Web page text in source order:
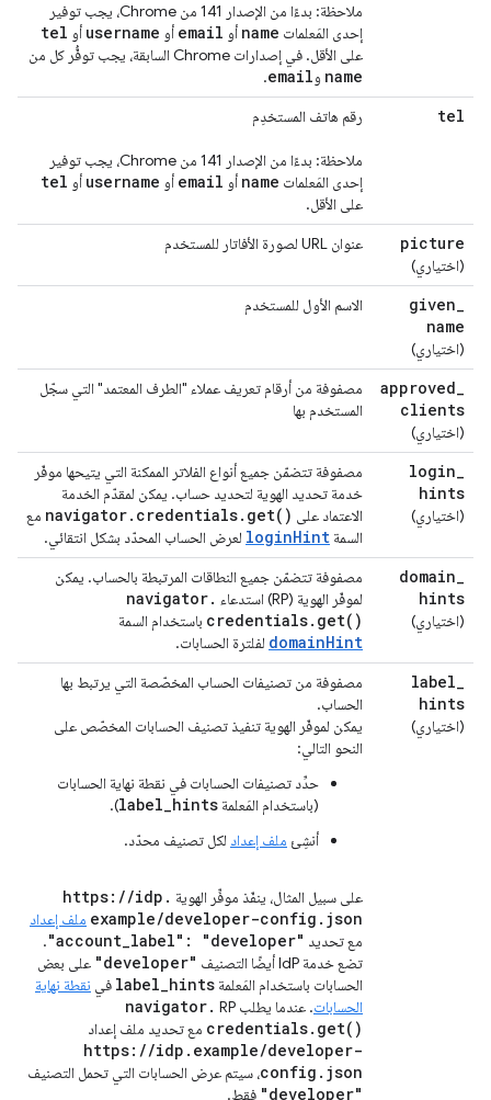
ملاحظة: بدءًا من الإصدار 141 من Chrome، يجب توفير
إحدى المَعلمات name أو email أو username أو tel
على الأقل. في إصدارات Chrome السابقة، يجب توفُّر كل من
name وemail
.
tel رقم هاتف المستخدِم
ملاحظة: بدءًا من الإصدار 141 من Chrome، يجب توفير
إحدى المَعلمات name أو email أو username أو tel
على الأقل.
picture
(اختياري)
عنوان URL لصورة الأفاتار للمستخدم
given_
name
(اختياري)
الاسم الأول للمستخدم
approved_
clients
(اختياري)
مصفوفة من أرقام تعريف عملاء "الطرف المعتمد" التي سجّل
المستخدم بها
login_
hints
(اختياري)
مصفوفة تتضمّن جميع أنواع الفلاتر الممكنة التي يتيحها موفّر
خدمة تحديد الهوية لتحديد حساب. يمكن لمقدّم الخدمة
الاعتماد على
navigator. credentials. get( )
مع
السمة loginHint لعرض الحساب المحدّد بشكل انتقائي.
domain_
hints
(اختياري)
مصفوفة تتضمّن جميع النطاقات المرتبطة بالحساب. يمكن
لموفّر الهوية (RP) استدعاء
navigator.
credentials. get( ) باستخدام السمة
domainHint لفلترة الحسابات.
label_
hints
(اختياري)
مصفوفة من تصنيفات الحساب المخصّصة التي يرتبط بها
الحساب.
يمكن لموفّر الهوية تنفيذ تصنيف الحسابات المخصّص على
النحو التالي:
حدِّد تصنيفات الحسابات في نقطة نهاية الحسابات
(باستخدام المَعلمة label_hints
).
أنشِئ ملف إعداد لكل تصنيف محدّد.
على سبيل المثال، ينفّذ موفِّر الهوية https: //idp .
example/developer-config . json
ملف إعداد
مع تحديد
"account_label": "developer"
.
تضع خدمة IdP أيضًا التصنيف
"developer" على بعض
الحسابات باستخدام المَعلمة
label_hints في نقطة نهاية
الحسابات. عندما يطلب RP navigator.
credentials. get( ) مع تحديد ملف إعداد
https: //idp . example/developer-
config . json ، سيتم عرض الحسابات التي تحمل التصنيف
"developer" فقط.